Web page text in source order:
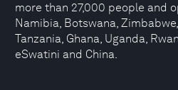
more than 27,000 people and
Namibia, Botswana,
Tanzania, Ghana, Uganda,
eSwatini and China.